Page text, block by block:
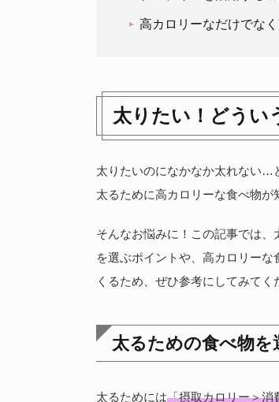
高カロリーなだけでな
太りたい！どうい
太りたいのになかなか太れない…
太るために高カロリーな食べ物が
そんなお悩みに！この記事では
を選ぶポイントや、高カロリー
くるため、ぜひ参考にしてみてく
太るための食べ物を
太るためには「摂取カロリー＞消